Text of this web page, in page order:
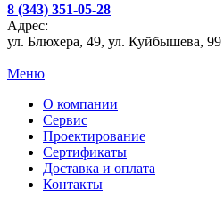
8 (343) 351-05-28
Адрес:
ул. Блюхера, 49, ул. Куйбышева, 99
Меню
О компании
Сервис
Проектирование
Сертификаты
Доставка и оплата
Контакты